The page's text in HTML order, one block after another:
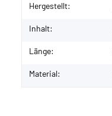
Hergestellt:
Inhalt:
Länge:
Material: